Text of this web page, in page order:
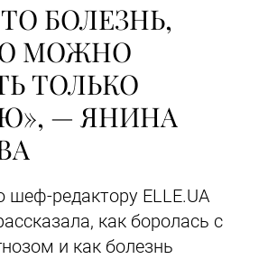
БОЛЕЗНЬ,
МОЖНО
ТОЛЬКО
— ЯНИНА
шеф-редактору ELLE.UA
как боролась с
и как болезнь